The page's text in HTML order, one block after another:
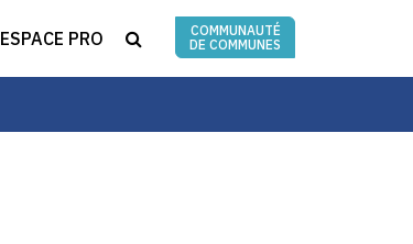
ESPACE PRO RECHERCHE
COMMUNAUTÉ
DE COMMUNES